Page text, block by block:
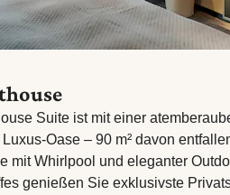
Suite ist mit einer
Oase – 90 m² davon
mit Whirlpool und eleganter
genießen Sie exklusivste